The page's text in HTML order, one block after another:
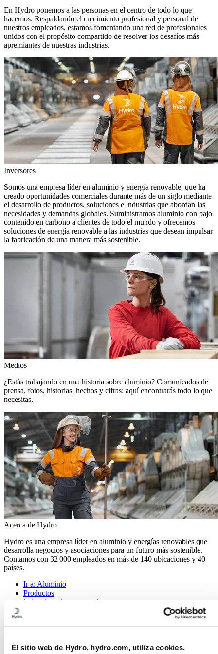
El sitio web de Hydro, hydro.com, utiliza cookies.
En Hydro ponemos a las personas en el centro de todo lo que
hacemos. Respaldando el crecimiento profesional y personal de
nuestros empleados, estamos fomentando una red de profesionales
unidos con el propósito compartido de resolver los desafíos más
apremiantes de nuestras industrias.
Inversores
Somos una empresa líder en aluminio y energía renovable, que ha
creado oportunidades comerciales durante más de un siglo mediante
el desarrollo de productos, soluciones e industrias que abordan las
necesidades y demandas globales. Suministramos aluminio con bajo
contenido en carbono a clientes de todo el mundo y ofrecemos
soluciones de energía renovable a las industrias que desean impulsar
la fabricación de una manera más sostenible.
Medios
¿Estás trabajando en una historia sobre aluminio? Comunicados de
prensa, fotos, historias, hechos y cifras: aquí encontrarás todo lo que
necesitas.
Acerca de Hydro
Hydro es una empresa líder en aluminio y energías renovables que
desarrolla negocios y asociaciones para un futuro más sostenible.
Contamos con 32 000 empleados en más de 140 ubicaciones y 40
países.
Ir a: Aluminio
Productos
Industrias a las que servimos
Ir a: Sostenibilidad